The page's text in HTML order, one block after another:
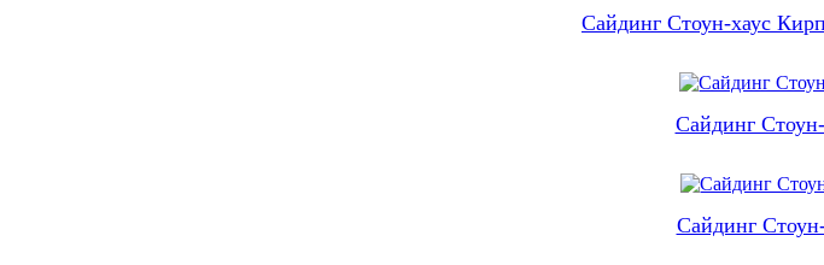
Сайдинг Стоун-хаус
Сайдинг
Сайдинг